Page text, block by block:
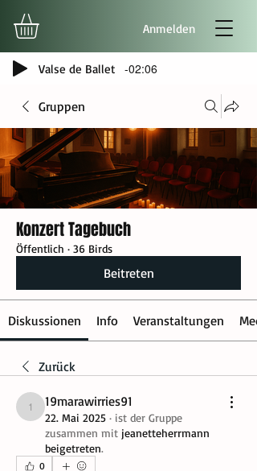
Anmelden
Valse de Ballet -02:06
Gruppen
Konzert Tagebuch
Öffentlich · 36 Birds
Beitreten
Diskussionen Info Veranstaltungen
Zurück
19marawirries91
19marawirries91
22. Mai 2025 · ist der Gruppe
zusammen mit jeanetteherrmann
beigetreten.
0